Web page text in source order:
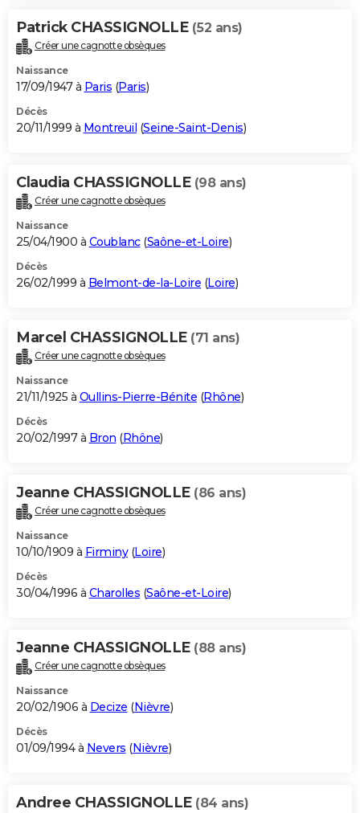
Patrick CHASSIGNOLLE (52 ans)
Créer une cagnotte obsèques
Naissance
17/09/1947 à Paris (Paris)
Décès
20/11/1999 à Montreuil (Seine-Saint-Denis)
Claudia CHASSIGNOLLE (98 ans)
Créer une cagnotte obsèques
Naissance
25/04/1900 à Coublanc(Saône-et-Loire)
Décès
26/02/1999 à Belmont-de-la-Loire (Loire)
Marcel CHASSIGNOLLE (71 ans)
Créer une cagnotte obsèques
Naissance
21/11/1925 à Oullins-Pierre-Bénite (Rhône)
Décès
20/02/1997 à Bron (Rhône)
Jeanne CHASSIGNOLLE (86 ans)
Créer une cagnotte obsèques
Naissance
10/10/1909 à Firminy(Loire)
Décès
30/04/1996 à Charolles (Saône-et-Loire)
Jeanne CHASSIGNOLLE (88 ans)
Créer une cagnotte obsèques
Naissance
20/02/1906 à Decize (Nièvre)
Décès
01/09/1994 à Nevers (Nièvre)
Andree CHASSIGNOLLE (84 ans)